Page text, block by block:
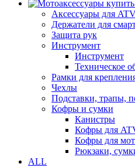
Аксессуары для
Держатели для
Защита рук
Инструмент
Инструмент
Техническое
Рамки для
Чехлы
Подставки, трапы,
Кофры и сумки
Канистры
Кофры для
Кофры для
Рюкзаки,
ALL